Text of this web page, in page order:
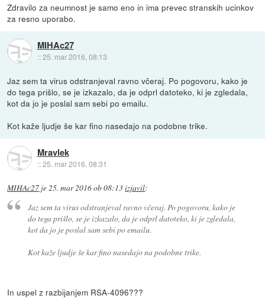
Zdravilo za neumnost je samo eno in ima prevec stranskih ucinkov
za resno uporabo.
MIHAc27
::25. mar 2016, 08:13
Jaz sem ta virus odstranjeval ravno včeraj. Po pogovoru, kako je
do tega prišlo, se je izkazalo, da je odprl datoteko, ki je zgledala,
kot da jo je poslal sam sebi po emailu.
Kot kaže ljudje še kar fino nasedajo na podobne trike.
Mravlek
::25. mar 2016, 08:31
MIHAc27 je25. mar 2016 ob 08:13izjavil:
Jaz sem ta virus odstranjeval ravno včeraj. Po pogovoru, kako je
do tega prišlo, se je izkazalo, da je odprl datoteko, ki je zgledala,
kot da jo je poslal sam sebi po emailu.
Kot kaže ljudje še kar fino nasedajo na podobne trike.
In uspel z razbijanjem RSA-4096???